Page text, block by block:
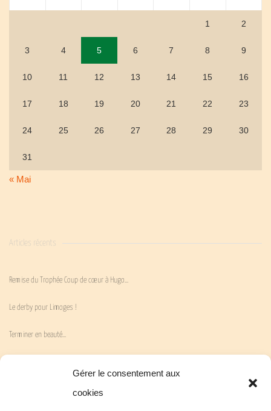
Gérer le consentement aux
cookies
1 2
3 4 5 6 7 8 9
10 11 12 13 14 15 16
17 18 19 20 21 22 23
24 25 26 27 28 29 30
31
« Mai
Articles récents
Remise du Trophée Coup de cœur à Hugo…
Le derby pour Limoges !
Terminer en beauté…
« En Mai fait ce qu’il te plaît » !